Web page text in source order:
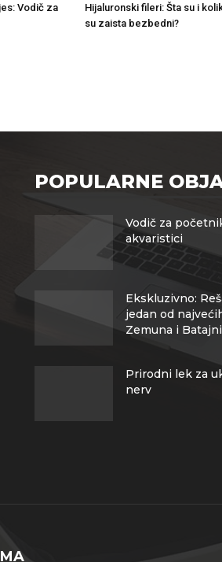
Vodič za
Hijaluronski fileri: Šta su i
su zaista bezbedni?
POPULARNE
Vodič za
akvaristici
Ekskluzivno:
jedan od
Zemuna i
Prirodni lek za
nerv